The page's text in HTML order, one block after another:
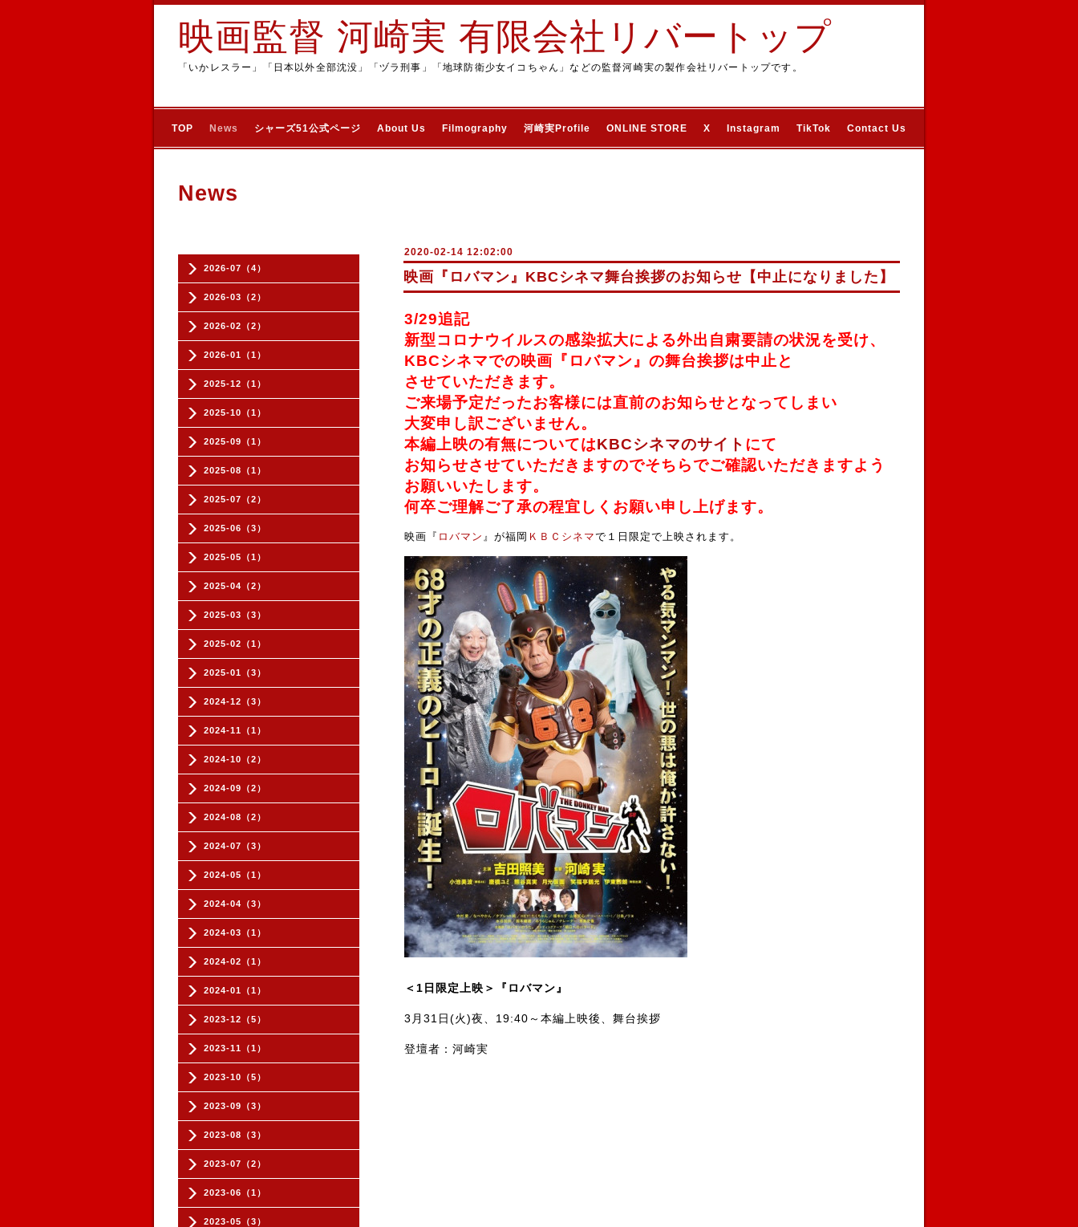
映画監督 河崎実 有限会社リバートップ
「いかレスラー」「日本以外全部沈没」「ヅラ刑事」「地球防衛少女イコちゃん」などの監督河崎実の製作会社リバートップです。
TOP News シャーズ51公式ページ About Us Filmography 河崎実Profile ONLINE STORE X Instagram TikTok Contact Us
2026-07（4）
2026-03（2）
2026-02（2）
2026-01（1）
2025-12（1）
2025-10（1）
2025-09（1）
2025-08（1）
2025-07（2）
2025-06（3）
2025-05（1）
2025-04（2）
2025-03（3）
2025-02（1）
2025-01（3）
2024-12（3）
2024-11（1）
2024-10（2）
2024-09（2）
2024-08（2）
2024-07（3）
2024-05（1）
2024-04（3）
2024-03（1）
2024-02（1）
2024-01（1）
2023-12（5）
2023-11（1）
2023-10（5）
2023-09（3）
2023-08（3）
2023-07（2）
2023-06（1）
2023-05（3）
News
2020-02-14 12:02:00
映画『ロバマン』KBCシネマ舞台挨拶のお知らせ【中止になりました】
3/29追記
新型コロナウイルスの感染拡大による外出自粛要請の状況を受け、
KBCシネマでの映画『ロバマン』の舞台挨拶は中止と
させていただきます。
ご来場予定だったお客様には直前のお知らせとなってしまい
大変申し訳ございません。
本編上映の有無についてはKBCシネマのサイト にて
お知らせさせていただきますのでそちらでご確認いただきますよう
お願いいたします。
何卒ご理解ご了承の程宜しくお願い申し上げます。
映画『 ロバマン 』が福岡 ＫＢＣシネマで１日限定で上映されます。
＜1日限定上映＞『ロバマン』
3月31日(火)夜、19:40～本編上映後、舞台挨拶
登壇者：河崎実